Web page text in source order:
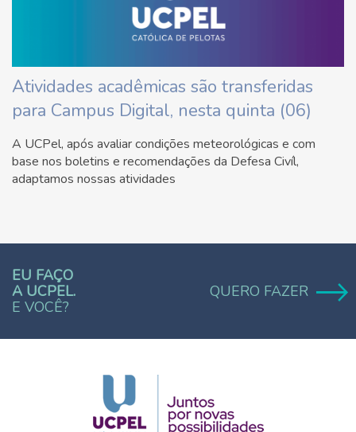
Atividades acadêmicas são transferidas
para Campus Digital, nesta quinta (06)
A UCPel, após avaliar condições meteorológicas e com
base nos boletins e recomendações da Defesa Civíl,
adaptamos nossas atividades
EU FAÇO
A UCPEL.
E VOCÊ?
QUERO FAZER